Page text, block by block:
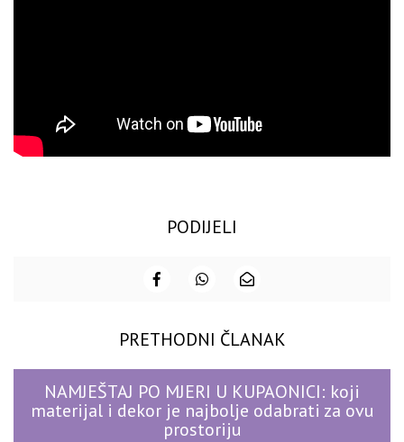
PODIJELI
PRETHODNI ČLANAK
NAMJEŠTAJ PO MJERI U KUPAONICI: koji
materijal i dekor je najbolje odabrati za ovu
prostoriju